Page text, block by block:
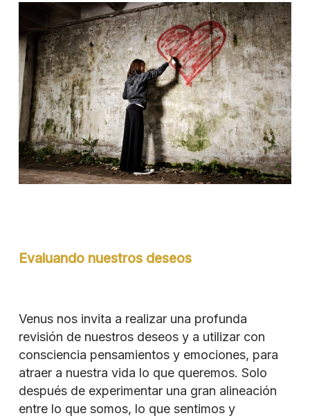
Evaluando nuestros deseos
Venus nos invita a realizar una profunda
revisión de nuestros deseos y a utilizar con
consciencia pensamientos y emociones, para
atraer a nuestra vida lo que queremos. Solo
después de experimentar una gran alineación
entre lo que somos, lo que sentimos y